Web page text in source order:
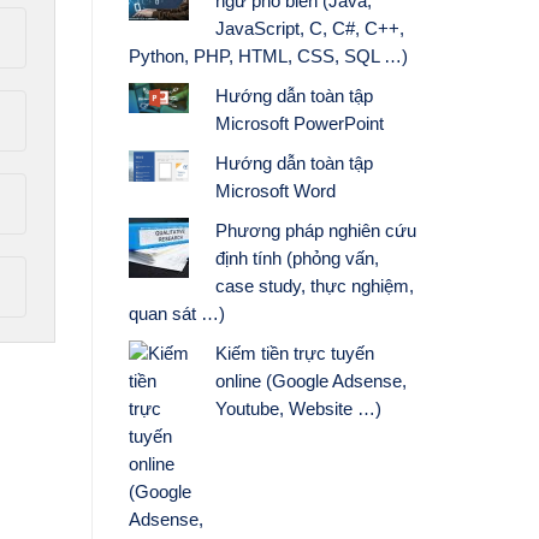
JavaScript, C, C#, C++,
Python, PHP, HTML, CSS, SQL …)
Hướng dẫn toàn tập
Microsoft PowerPoint
Hướng dẫn toàn tập
Microsoft Word
Phương pháp nghiên cứu
định tính (phỏng vấn,
case study, thực nghiệm,
quan sát …)
Kiếm tiền trực tuyến
online (Google Adsense,
Youtube, Website …)